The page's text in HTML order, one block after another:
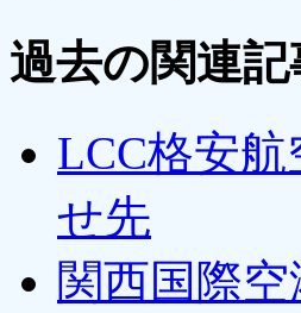
過去の関連記
LCC格安
せ先
関西国際